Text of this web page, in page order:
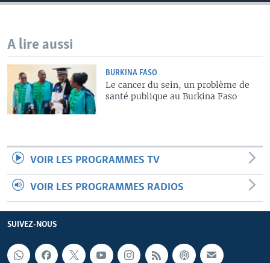
A lire aussi
BURKINA FASO
Le cancer du sein, un problème de
santé publique au Burkina Faso
VOIR LES PROGRAMMES TV
VOIR LES PROGRAMMES RADIOS
SUIVEZ-NOUS